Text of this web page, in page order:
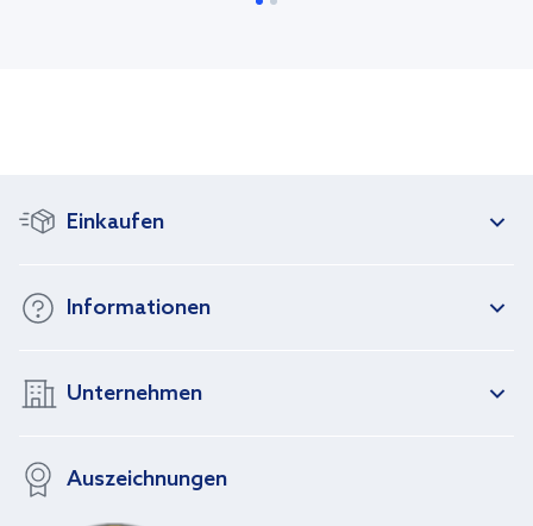
Einkaufen
Informationen
Unternehmen
Auszeichnungen